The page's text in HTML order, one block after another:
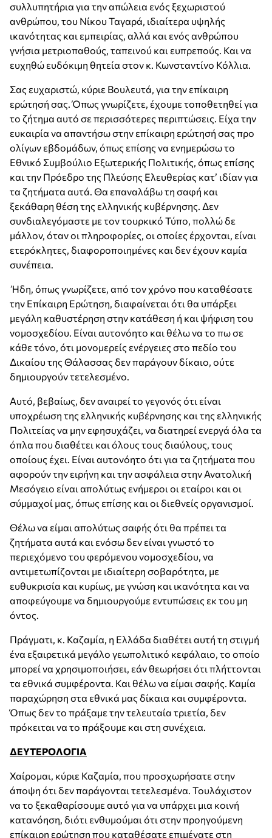
συλλυπητήρια για την απώλεια ενός ξεχωριστού
ανθρώπου, του Νίκου Ταγαρά, ιδιαίτερα υψηλής
ικανότητας και εμπειρίας, αλλά και ενός ανθρώπου
γνήσια μετριοπαθούς, ταπεινού και ευπρεπούς. Και να
ευχηθώ ευδόκιμη θητεία στον κ. Κωνσταντίνο Κόλλια.
Σας ευχαριστώ, κύριε Βουλευτά, για την επίκαιρη
ερώτησή σας. Όπως γνωρίζετε, έχουμε τοποθετηθεί για
το ζήτημα αυτό σε περισσότερες περιπτώσεις. Είχα την
ευκαιρία να απαντήσω στην επίκαιρη ερώτησή σας προ
ολίγων εβδομάδων, όπως επίσης να ενημερώσω το
Εθνικό Συμβούλιο Εξωτερικής Πολιτικής, όπως επίσης
και την Πρόεδρο της Πλεύσης Ελευθερίας κατ’ ιδίαν για
τα ζητήματα αυτά. Θα επαναλάβω τη σαφή και
ξεκάθαρη θέση της ελληνικής κυβέρνησης. Δεν
συνδιαλεγόμαστε με τον τουρκικό Τύπο, πολλώ δε
μάλλον, όταν οι πληροφορίες, οι οποίες έρχονται, είναι
ετερόκλητες, διαφοροποιημένες και δεν έχουν καμία
συνέπεια.
Ήδη, όπως γνωρίζετε, από τον χρόνο που καταθέσατε
την Επίκαιρη Ερώτηση, διαφαίνεται ότι θα υπάρξει
μεγάλη καθυστέρηση στην κατάθεση ή και ψήφιση του
νομοσχεδίου. Είναι αυτονόητο και θέλω να το πω σε
κάθε τόνο, ότι μονομερείς ενέργειες στο πεδίο του
Δικαίου της Θάλασσας δεν παράγουν δίκαιο, ούτε
δημιουργούν τετελεσμένο.
Αυτό, βεβαίως, δεν αναιρεί το γεγονός ότι είναι
υποχρέωση της ελληνικής κυβέρνησης και της ελληνικής
Πολιτείας να μην εφησυχάζει, να διατηρεί ενεργά όλα τα
όπλα που διαθέτει και όλους τους διαύλους, τους
οποίους έχει. Είναι αυτονόητο ότι για τα ζητήματα που
αφορούν την ειρήνη και την ασφάλεια στην Ανατολική
Μεσόγειο είναι απολύτως ενήμεροι οι εταίροι και οι
σύμμαχοί μας, όπως επίσης και οι διεθνείς οργανισμοί.
Θέλω να είμαι απολύτως σαφής ότι θα πρέπει τα
ζητήματα αυτά και ενόσω δεν είναι γνωστό το
περιεχόμενο του φερόμενου νομοσχεδίου, να
αντιμετωπίζονται με ιδιαίτερη σοβαρότητα, με
ευθυκρισία και κυρίως, με γνώση και ικανότητα και να
αποφεύγουμε να δημιουργούμε εντυπώσεις εκ του μη
όντος.
Πράγματι, κ. Καζαμία, η Ελλάδα διαθέτει αυτή τη στιγμή
ένα εξαιρετικά μεγάλο γεωπολιτικό κεφάλαιο, το οποίο
μπορεί να χρησιμοποιήσει, εάν θεωρήσει ότι πλήττονται
τα εθνικά συμφέροντα. Και θέλω να είμαι σαφής. Καμία
παραχώρηση στα εθνικά μας δίκαια και συμφέροντα.
Όπως δεν το πράξαμε την τελευταία τριετία, δεν
πρόκειται να το πράξουμε και στη συνέχεια.
ΔΕΥΤΕΡΟΛΟΓΙΑ
Χαίρομαι, κύριε Καζαμία, που προσχωρήσατε στην
άποψη ότι δεν παράγονται τετελεσμένα. Τουλάχιστον
να το ξεκαθαρίσουμε αυτό για να υπάρχει μια κοινή
κατανόηση, διότι ενθυμούμαι ότι στην προηγούμενη
επίκαιρη ερώτηση που καταθέσατε επιμένατε στη